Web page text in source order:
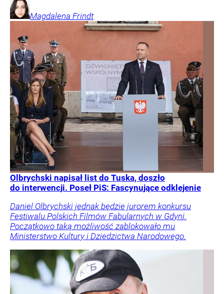
Magdalena Frindt
Olbrychski napisał list do Tuska, doszło
do interwencji. Poseł PiS: Fascynujące odklejenie
Daniel Olbrychski jednak będzie jurorem konkursu
Festiwalu Polskich Filmów Fabularnych w Gdyni.
Początkowo taką możliwość zablokowało mu
Ministerstwo Kultury i Dziedzictwa Narodowego.